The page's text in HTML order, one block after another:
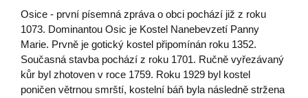
Osice - první písemná zpráva o obci pochází již z roku
1073. Dominantou Osic je Kostel Nanebevzetí Panny
Marie. Prvně je gotický kostel připomínán roku 1352.
Současná stavba pochází z roku 1701. Ručně vyřezávaný
kůr byl zhotoven v roce 1759. Roku 1929 byl kostel
poničen větrnou smrští, kostelní báň byla následně stržena